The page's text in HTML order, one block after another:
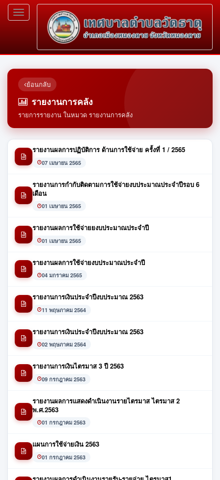
Toggle
navigation
ย้อนกลับ
รายงานการคลัง
รายการรายงาน ในหมวด รายงานการคลัง
รายงานผลการปฏิบัติการ ด้านการใช้จ่าย ครั้งที่ 1 / 2565
07 เมษายน 2565
รายงานการกำกับติดตามการใช้จ่ายงบประมาณประจำปีรอบ 6
เดือน
01 เมษายน 2565
รายงานผลการใช้จ่ายยงบประมาณประจำปี
01 เมษายน 2565
รายงานผลการใช้จ่ายงบประมาณประจำปี
04 มกราคม 2565
รายงานการเงินประจำปีงบประมาณ 2563
11 พฤษภาคม 2564
รายงานการเงินประจำปีงบประมาณ 2563
02 พฤษภาคม 2564
รายงานการเงินไตรมาส 3 ปี 2563
09 กรกฎาคม 2563
รายงานผลการแสดงดำเนินงานรายไตรมาส ไตรมาส 2
พ.ศ.2563
01 กรกฎาคม 2563
แผนการใช้จ่ายเงิน 2563
01 กรกฎาคม 2563